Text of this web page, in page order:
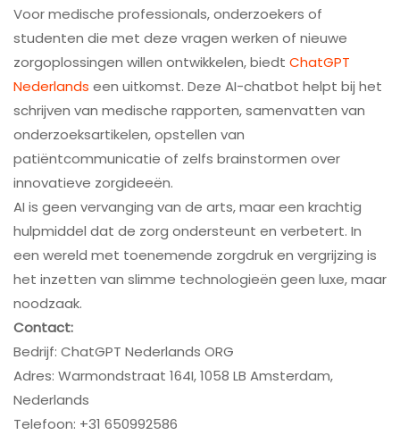
Voor medische professionals, onderzoekers of
studenten die met deze vragen werken of nieuwe
zorgoplossingen willen ontwikkelen, biedt ChatGPT
Nederlands een uitkomst. Deze AI-chatbot helpt bij het
schrijven van medische rapporten, samenvatten van
onderzoeksartikelen, opstellen van
patiëntcommunicatie of zelfs brainstormen over
innovatieve zorgideeën.
AI is geen vervanging van de arts, maar een krachtig
hulpmiddel dat de zorg ondersteunt en verbetert. In
een wereld met toenemende zorgdruk en vergrijzing is
het inzetten van slimme technologieën geen luxe, maar
noodzaak.
Contact:
Bedrijf: ChatGPT Nederlands ORG
Adres: Warmondstraat 164I, 1058 LB Amsterdam,
Nederlands
Telefoon: +31 650992586